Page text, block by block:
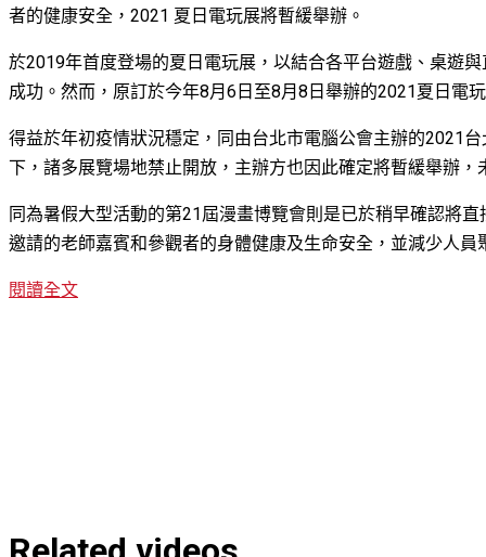
者的健康安全，2021 夏日電玩展將暫緩舉辦。
於2019年首度登場的夏日電玩展，以結合各平台遊戲、桌遊
成功。然而，原訂於今年8月6日至8月8日舉辦的2021夏日電
得益於年初疫情狀況穩定，同由台北市電腦公會主辦的2021
下，諸多展覽場地禁止開放，主辦方也因此確定將暫緩舉辦
同為暑假大型活動的第21屆漫畫博覽會則是已於稍早確認將
邀請的老師嘉賓和參觀者的身體健康及生命安全，並減少人
閱讀全文